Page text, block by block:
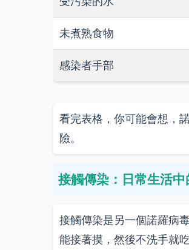
未煮熟食物
感染者手部
看完表格，你可能會想，
險。
接觸傳染：日常生活
接觸傳染是另一個諾羅病
能接著摸，然後不洗手就